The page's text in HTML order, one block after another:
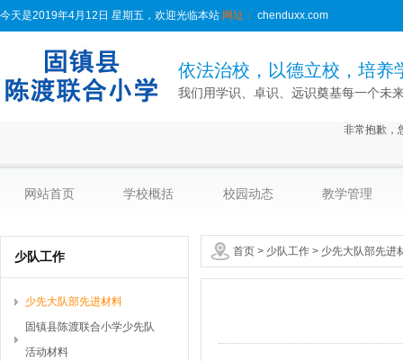
今天是2019年4月12日 星期五，欢迎光临本站 网址： chenduxx.com
依法治校，以德立校，培养
我们用学识、卓识、远识奠基每一个未
非常抱歉，
网站首页 学校概括 校园动态 教学管理
首页 > 少队工作 > 少先大队部先进
少队工作
少先大队部先进材料
固镇县陈渡联合小学少先队
活动材料